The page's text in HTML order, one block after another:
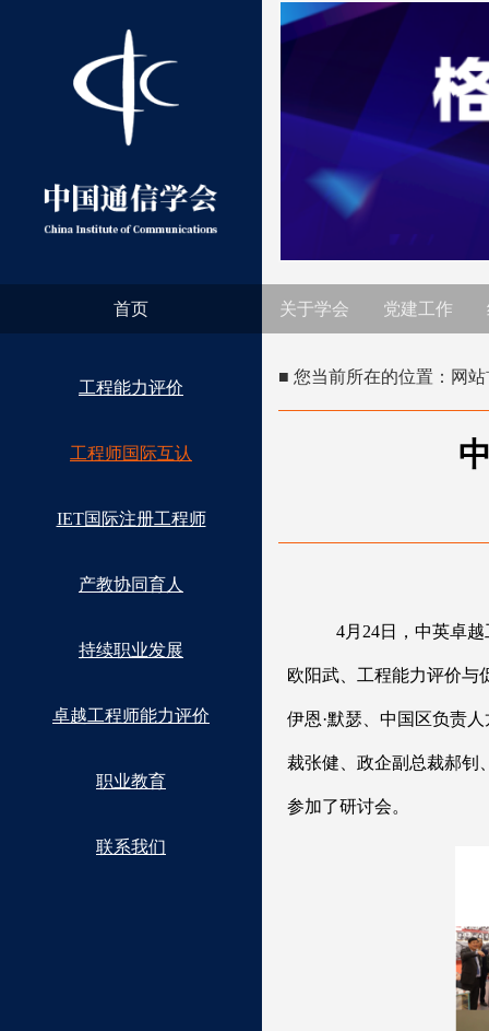
首页 关于学会 党建工作
工程能力评价
工程师国际互认
IET国际注册工程师
产教协同育人
持续职业发展
卓越工程师能力评价
职业教育
联系我们
■ 您当前所在的位置： 网
4月24日，中英卓
欧阳武、工程能力评价与
伊恩·默瑟、中国区负责
裁张健、政企副总裁郝钊
参加了研讨会。